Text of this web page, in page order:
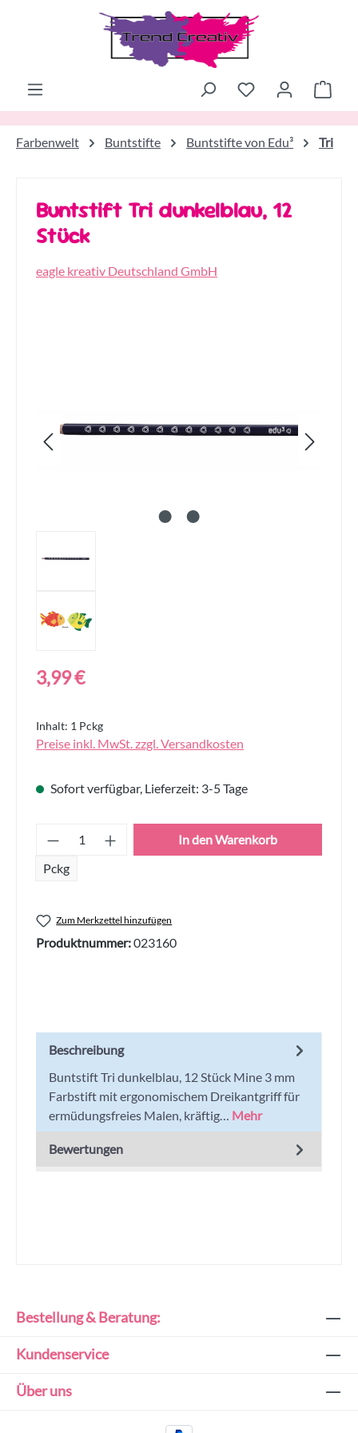
Zum Hauptinhalt springen
Farbenwelt Buntstifte Buntstifte von Edu³ Tri
Buntstift Tri dunkelblau, 12
Stück
eagle kreativ Deutschland GmbH
Regulärer Preis:
3,99 €
Inhalt: 1 Pckg
Preise inkl. MwSt. zzgl. Versandkosten
Sofort verfügbar, Lieferzeit: 3-5 Tage
Produkt Anzahl: Gib den gewünschten
Pckg
In den Warenkorb
Zum Merkzettel hinzufügen
Produktnummer:023160
Beschreibung
Buntstift Tri dunkelblau, 12 Stück Mine 3 mm
Farbstift mit ergonomischem Dreikantgriff für
ermüdungsfreies Malen, kräftig… Mehr
Bewertungen
Bestellung & Beratung:
Kundenservice
Über uns